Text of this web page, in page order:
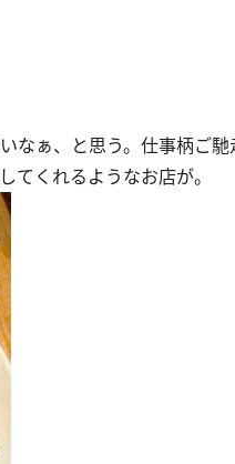
なぁ、と思う。仕事柄ご
てくれるようなお店が。